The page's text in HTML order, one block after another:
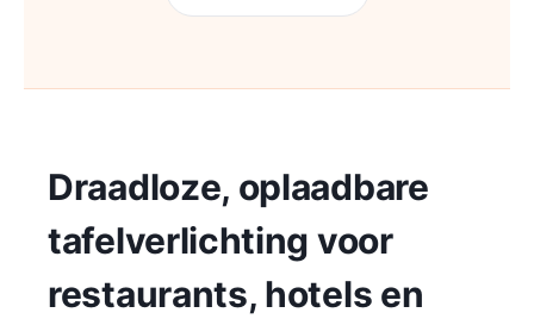
Draadloze, oplaadbare
tafelverlichting voor
restaurants, hotels en